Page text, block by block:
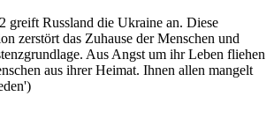
greift Russland die Ukraine an. Diese
zerstört das Zuhause der Menschen und
Aus Angst um ihr Leben fliehen
aus ihrer Heimat. Ihnen allen mangelt